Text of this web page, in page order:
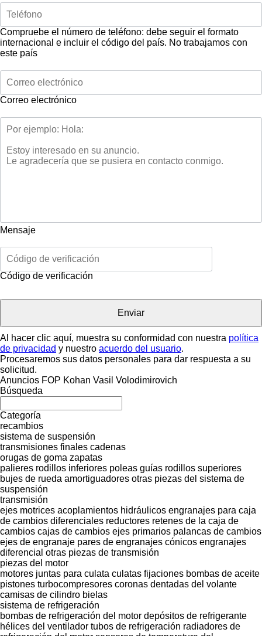
Compruebe el número de teléfono: debe seguir el formato
internacional e incluir el código del país. No trabajamos con
este país
Correo electrónico
Mensaje
Código de verificación
Al hacer clic aquí, muestra su conformidad con nuestra política
de privacidad y nuestro acuerdo del usuario.
Procesaremos sus datos personales para dar respuesta a su
solicitud.
Anuncios FOP Kohan Vasil Volodimirovich
Búsqueda
Categoría
recambios
sistema de suspensión
transmisiones finales cadenas
orugas de goma zapatas
palieres rodillos inferiores poleas guías rodillos superiores
bujes de rueda amortiguadores otras piezas del sistema de
suspensión
transmisión
ejes motrices acoplamientos hidráulicos engranajes para caja
de cambios diferenciales reductores retenes de la caja de
cambios cajas de cambios ejes primarios palancas de cambios
ejes de engranaje pares de engranajes cónicos engranajes
diferencial otras piezas de transmisión
piezas del motor
motores juntas para culata culatas fijaciones bombas de aceite
pistones turbocompresores coronas dentadas del volante
camisas de cilindro bielas
sistema de refrigeración
bombas de refrigeración del motor depósitos de refrigerante
hélices del ventilador tubos de refrigeración radiadores de